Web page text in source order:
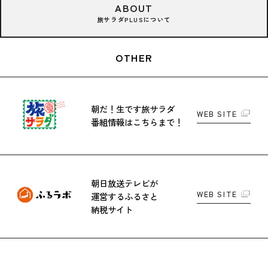
ABOUT
旅サラダPLUSについて
OTHER
朝だ！生です旅サラダ
番組情報はこちらまで！
WEB SITE
朝日放送テレビが
運営するふるさと
納税サイト
WEB SITE